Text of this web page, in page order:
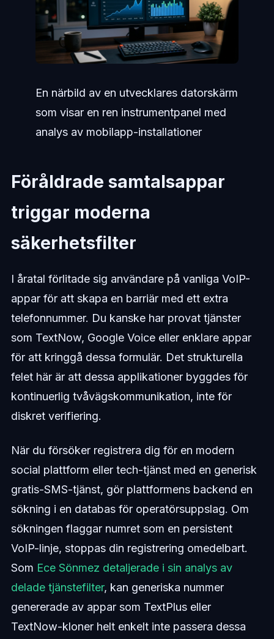
En närbild av en utvecklares datorskärm
som visar en ren instrumentpanel med
analys av mobilapp-installationer
Föråldrade samtalsappar
triggar moderna
säkerhetsfilter
I åratal förlitade sig användare på vanliga VoIP-
appar för att skapa en barriär med ett extra
telefonnummer. Du kanske har provat tjänster
som TextNow, Google Voice eller enklare appar
för att kringgå dessa formulär. Det strukturella
felet här är att dessa applikationer byggdes för
kontinuerlig tvåvägskommunikation, inte för
diskret verifiering.
När du försöker registrera dig för en modern
social plattform eller tech-tjänst med en generisk
gratis-SMS-tjänst, gör plattformens backend en
sökning i en databas för operatörsuppslag. Om
sökningen flaggar numret som en persistent
VoIP-linje, stoppas din registrering omedelbart.
Som Ece Sönmez detaljerade i sin analys av
delade tjänstefilter, kan generiska nummer
genererade av appar som TextPlus eller
TextNow-kloner helt enkelt inte passera dessa